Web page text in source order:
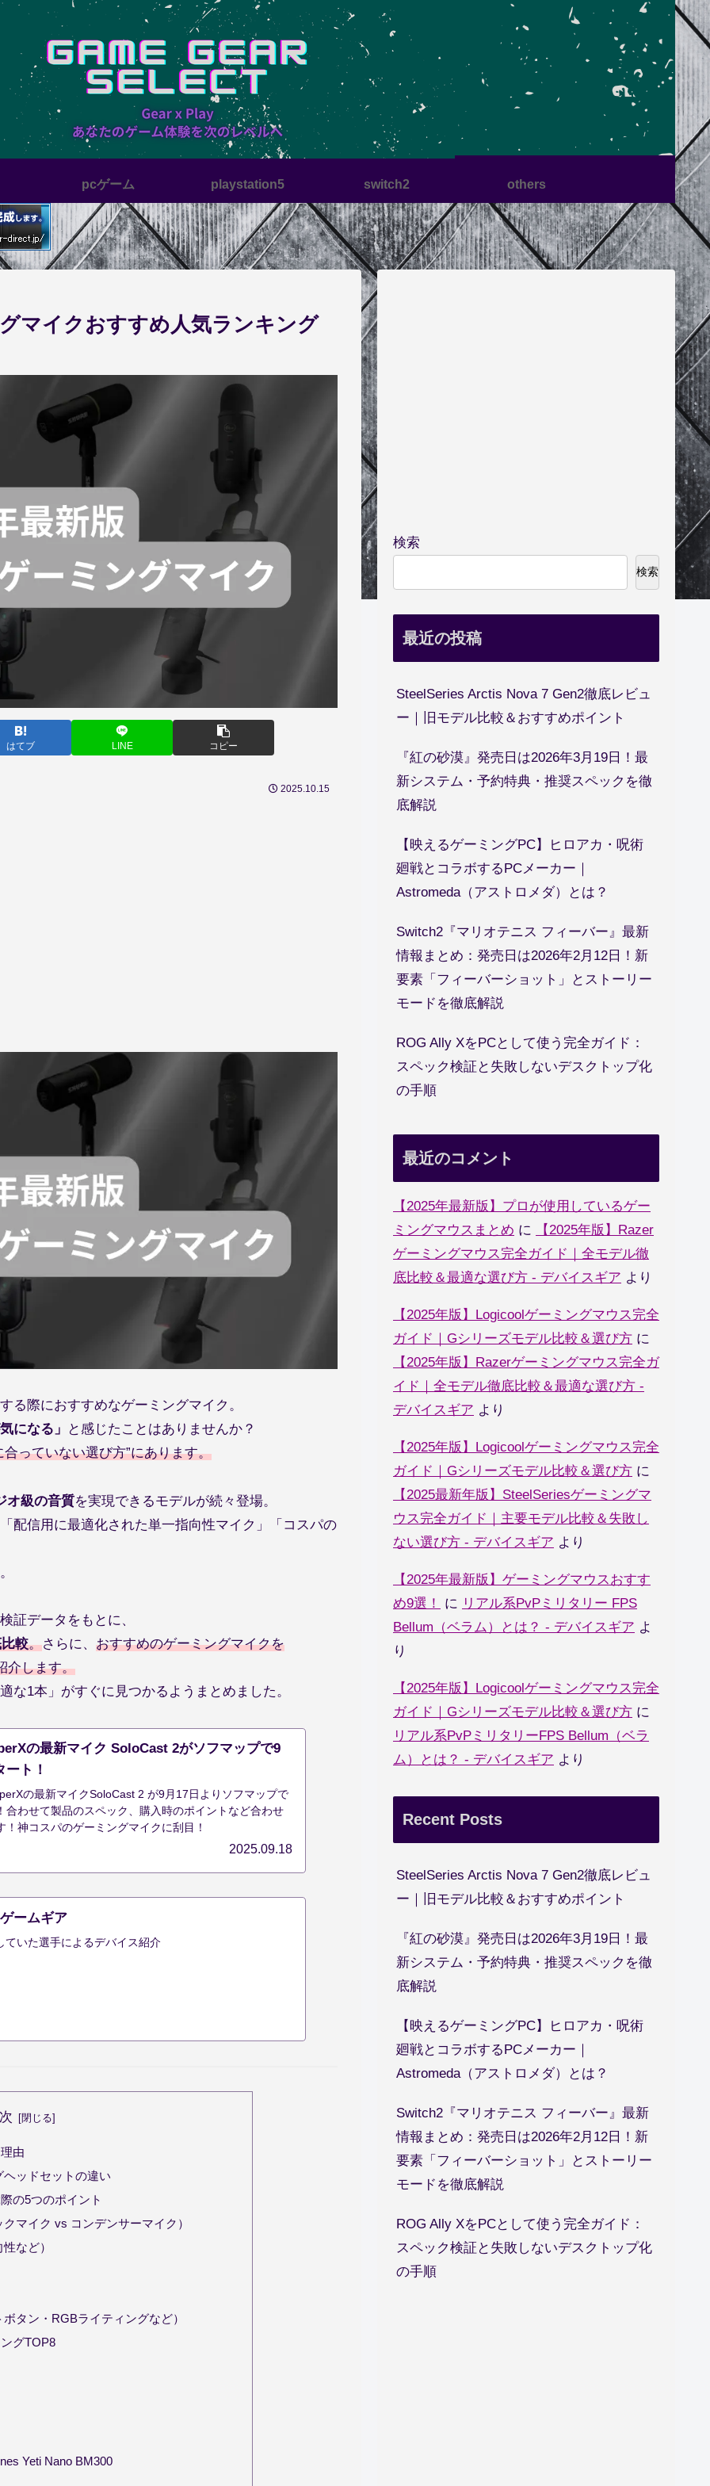
pcゲーム playstation5 switch2 others
マイクおすすめ人気ランキング
はてブ LINE コピー
2025.10.15
る際におすすめなゲーミングマイク。
になる」
と感じたことはありませんか？
っていない選び方”にあります。
オ級の音質を実現できるモデルが続々登場。
配信用に最適化された単一指向性マイク」「コスパの
証データをもとに、
較。さらに、 おすすめのゲーミングマイクを
介します。
な1本」がすぐに見つかるようまとめました。
の最新マイク SoloCast 2がソフマップで9
ト！
の最新マイクSoloCast 2 が9月17日よりソフマップで
合わせて製品のスペック、購入時のポイントなど合わせ
神コスパのゲーミングマイクに刮目！
2025.09.18
ームギア
ていた選手によるデバイス紹介
由
ッドセットの違い
の5つのポイント
マイク vs コンデンサーマイク）
など）
タン・RGBライティングなど）
グTOP8
Yeti Nano BM300
検索
検索
最近の投稿
SteelSeries Arctis Nova 7 Gen2徹底レビュ
ー｜旧モデル比較＆おすすめポイント
『紅の砂漠』発売日は2026年3月19日！最
新システム・予約特典・推奨スペックを徹
底解説
【映えるゲーミングPC】ヒロアカ・呪術
廻戦とコラボするPCメーカー｜
Astromeda（アストロメダ）とは？
Switch2『マリオテニス フィーバー』最新
情報まとめ：発売日は2026年2月12日！新
要素「フィーバーショット」とストーリー
モードを徹底解説
ROG Ally XをPCとして使う完全ガイド：
スペック検証と失敗しないデスクトップ化
の手順
最近のコメント
【2025年最新版】プロが使用しているゲー
ミングマウスまとめ に
【2025年版】Razer
ゲーミングマウス完全ガイド｜全モデル徹
底比較＆最適な選び方 - デバイスギア より
【2025年版】Logicoolゲーミングマウス完全
ガイド｜Gシリーズモデル比較＆選び方 に
【2025年版】Razerゲーミングマウス完全ガ
イド｜全モデル徹底比較＆最適な選び方 -
デバイスギア より
【2025年版】Logicoolゲーミングマウス完全
ガイド｜Gシリーズモデル比較＆選び方 に
【2025最新年版】SteelSeriesゲーミングマ
ウス完全ガイド｜主要モデル比較＆失敗し
ない選び方 - デバイスギア より
【2025年最新版】ゲーミングマウスおすす
め9選！
に リアル系PvPミリタリー FPS
Bellum（ベラム）とは？ - デバイスギア よ
り
【2025年版】Logicoolゲーミングマウス完全
ガイド｜Gシリーズモデル比較＆選び方 に
リアル系PvPミリタリーFPS Bellum（ベラ
ム）とは？ - デバイスギア より
Recent Posts
SteelSeries Arctis Nova 7 Gen2徹底レビュ
ー｜旧モデル比較＆おすすめポイント
『紅の砂漠』発売日は2026年3月19日！最
新システム・予約特典・推奨スペックを徹
底解説
【映えるゲーミングPC】ヒロアカ・呪術
廻戦とコラボするPCメーカー｜
Astromeda（アストロメダ）とは？
Switch2『マリオテニス フィーバー』最新
情報まとめ：発売日は2026年2月12日！新
要素「フィーバーショット」とストーリー
モードを徹底解説
ROG Ally XをPCとして使う完全ガイド：
スペック検証と失敗しないデスクトップ化
の手順